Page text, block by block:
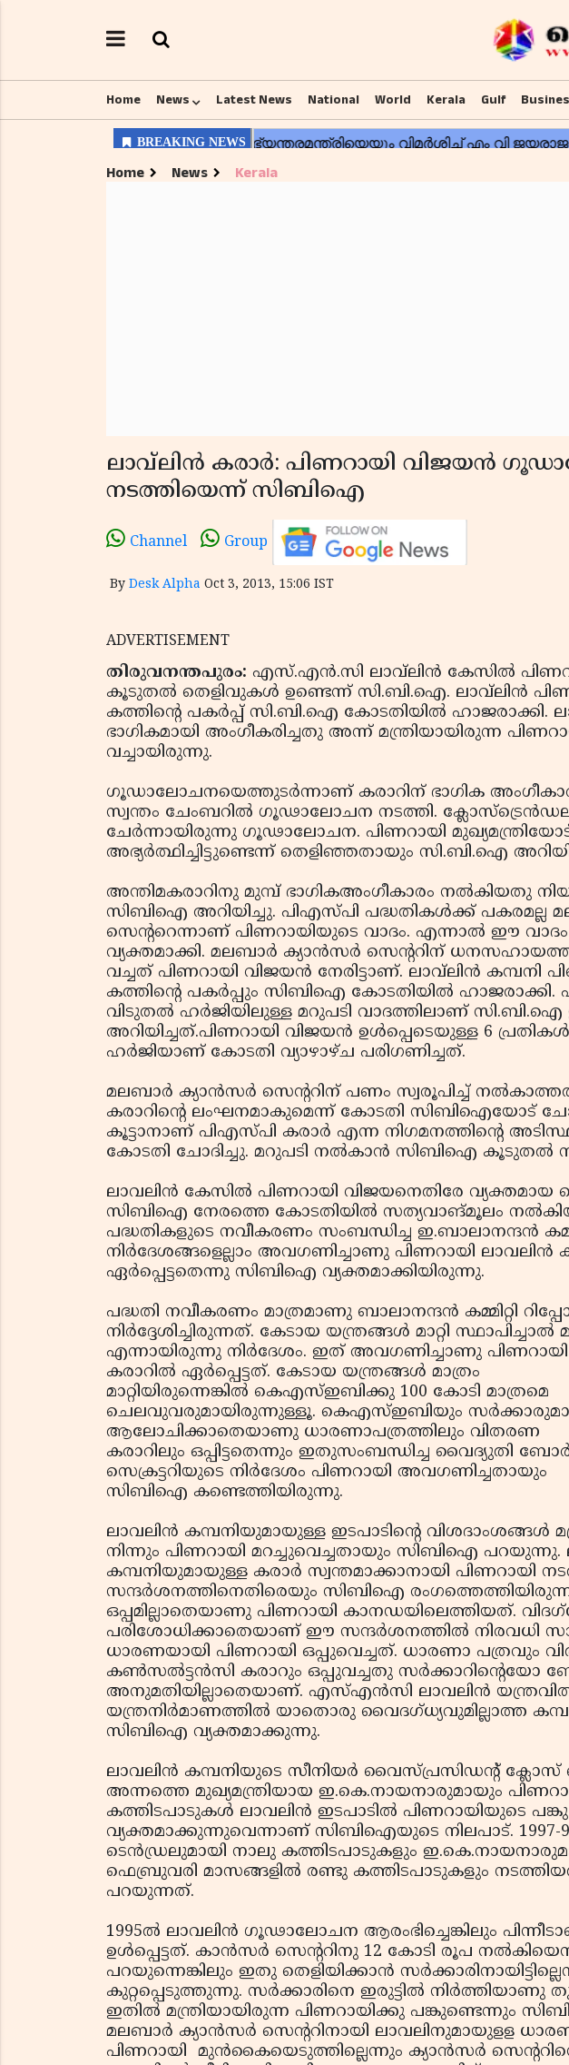
Home News Latest News National World Kerala Gulf
Home News Kerala
ലാവ്‌ലിന്‍ കരാര്‍: പിണറായി വിജയന്‍
നടത്തിയെന്ന് സിബിഐ
Channel Group
By Desk Alpha Oct 3, 2013, 15:06 IST
ADVERTISEMENT
തിരുവനന്തപുരം: എസ്.എന്‍.സി ലാവ്‌ലിന്‍ കേസില്‍
കൂടുതല്‍ തെളിവുകള്‍ ഉണ്ടെന്ന് സി.ബി.ഐ. ലാവ്‌ലിന്‍
കത്തിന്റെ പകര്‍പ്പ് സി.ബി.ഐ കോടതിയില്‍ ഹാജരാക്കി.
ഭാഗികമായി അംഗീകരിച്ചതു അന്ന് മന്ത്രിയായിരുന്ന
വച്ചായിരുന്നു.
ഗൂഡാലോചനയെത്തുടര്‍ന്നാണ് കരാറിന് ഭാഗിക
സ്വന്തം ചേംബറില്‍ ഗൂഢാലോചന നടത്തി.
ചേര്‍ന്നായിരുന്നു ഗൂഢാലോചന. പിണറായി
അഭ്യര്‍ത്ഥിച്ചിട്ടുണ്ടെന്ന് തെളിഞ്ഞതായും സി.ബി.ഐ
അന്തിമകരാറിനു മുമ്പ് ഭാഗികഅംഗീകാരം നല്‍കിയതു
സിബിഐ അറിയിച്ചു. പിഎസ്പി പദ്ധതികള്‍ക്ക് പകരമല്ല
സെന്ററെന്നാണ് പിണറായിയുടെ വാദം. എന്നാല്‍ ഈ
വ്യക്തമാക്കി. മലബാര്‍ ക്യാന്‍സര്‍ സെന്ററിന്
വച്ചത് പിണറായി വിജയന്‍ നേരിട്ടാണ്. ലാവ്‌ലിന്‍ കമ്പനി
കത്തിന്റെ പകര്‍പ്പും സിബിഐ കോടതിയില്‍ ഹാജരാക്കി.
വിടുതല്‍ ഹര്‍ജിയിലുള്ള മറുപടി വാദത്തിലാണ് സി.ബി.ഐ
അറിയിച്ചത്.പിണറായി വിജയന്‍ ഉള്‍പ്പെടെയുള്ള 6
ഹര്‍ജിയാണ് കോടതി വ്യാഴാഴ്ച പരിഗണിച്ചത്.
മലബാര്‍ ക്യാന്‍സര്‍ സെന്ററിന് പണം സ്വരൂപിച്ച്
കരാറിന്റെ ലംഘനമാകുമെന്ന് കോടതി സിബിഐയോട്
കൂട്ടാനാണ് പിഎസ്പി കരാര്‍ എന്ന നിഗമനത്തിന്റെ
കോടതി ചോദിച്ചു. മറുപടി നല്‍കാന്‍ സിബിഐ കൂടുതല്‍
ലാവലിന്‍ കേസില്‍ പിണറായി വിജയനെതിരേ
സിബിഐ നേരത്തെ കോടതിയില്‍ സത്യവാങ്മൂലം
പദ്ധതികളുടെ നവീകരണം സംബന്ധിച്ച ഇ.ബാലാനന്ദന്‍
നിര്‍ദേശങ്ങളെല്ലാം അവഗണിച്ചാണു പിണറായി ലാവലിന്‍
ഏര്‍പ്പെട്ടതെന്നു സിബിഐ വ്യക്തമാക്കിയിരുന്നു.
പദ്ധതി നവീകരണം മാത്രമാണു ബാലാനന്ദന്‍ കമ്മിറ്റി
നിര്‍ദ്ദേശിച്ചിരുന്നത്. കേടായ യന്ത്രങ്ങള്‍ മാറ്റി സ്ഥാപിച്ചാല്‍
എന്നായിരുന്നു നിര്‍ദേശം. ഇത് അവഗണിച്ചാണു പിണറായി
കരാറില്‍ ഏര്‍പ്പെട്ടത്. കേടായ യന്ത്രങ്ങള്‍ മാത്രം
മാറ്റിയിരുന്നെങ്കില്‍ കെഎസ്ഇബിക്കു 100 കോടി മാത്രമെ
ചെലവുവരുമായിരുന്നുള്ളൂ. കെഎസ്ഇബിയും
ആലോചിക്കാതെയാണു ധാരണാപത്രത്തിലും വിതരണ
കരാറിലും ഒപ്പിട്ടതെന്നും ഇതുസംബന്ധിച്ച വൈദ്യുതി
സെക്രട്ടറിയുടെ നിര്‍ദേശം പിണറായി അവഗണിച്ചതായും
സിബിഐ കണ്ടെത്തിയിരുന്നു.
ലാവലിന്‍ കമ്പനിയുമായുള്ള ഇടപാടിന്റെ വിശദാംശങ്ങള്‍
നിന്നും പിണറായി മറച്ചുവെച്ചതായും സിബിഐ പറയുന്നു.
കമ്പനിയുമായുള്ള കരാര്‍ സ്വന്തമാക്കാനായി പിണറായി
സന്ദര്‍ശനത്തിനെതിരെയും സിബിഐ
ഒപ്പമില്ലാതെയാണു പിണറായി കാനഡയിലെത്തിയത്.
പരിശോധിക്കാതെയാണ് ഈ സന്ദര്‍ശനത്തില്‍ നിരവധി
ധാരണയായി പിണറായി ഒപ്പുവെച്ചത്. ധാരണാ പത്രവും
കണ്‍സല്‍ട്ടന്‍സി കരാറും ഒപ്പുവച്ചതു സര്‍ക്കാറിന്റെയോ
അനുമതിയില്ലാതെയാണ്. എസ്എന്‍സി ലാവലിന്‍
യന്ത്രനിര്‍മാണത്തില്‍ യാതൊരു വൈദഗ്ധ്യവുമില്ലാത്ത
സിബിഐ വ്യക്തമാക്കുന്നു.
ലാവലിന്‍ കമ്പനിയുടെ സീനിയര്‍ വൈസ്പ്രസിഡന്റ് ക്ലോസ്
അന്നത്തെ മുഖ്യമന്ത്രിയായ ഇ.കെ.നായനാരുമായും
കത്തിടപാടുകള്‍ ലാവലിന്‍ ഇടപാടില്‍ പിണറായിയുടെ പങ്കു
വ്യക്തമാക്കുന്നുവെന്നാണ് സിബിഐയുടെ നിലപാട്. 1997-
ടെന്‍ഡ്രലുമായി നാലു കത്തിടപാടുകളും
ഫെബ്രുവരി മാസങ്ങളില്‍ രണ്ടു കത്തിടപാടുകളും
പറയുന്നത്.
1995ല്‍ ലാവലിന്‍ ഗൂഢാലോചന ആരംഭിച്ചെങ്കിലും
ഉള്‍പ്പെട്ടത്. കാന്‍സര്‍ സെന്ററിനു 12 കോടി രൂപ
പറയുന്നെങ്കിലും ഇതു തെളിയിക്കാന്‍
കുറ്റപ്പെടുത്തുന്നു. സര്‍ക്കാരിനെ ഇരുട്ടില്‍
ഇതില്‍ മന്ത്രിയായിരുന്ന പിണറായിക്കു പങ്കുണ്ടെന്നും
മലബാര്‍ ക്യാന്‍സര്‍ സെന്ററിനായി ലാവലിനുമായുളള
പിണറായി മുന്‍കൈയെടുത്തില്ലെന്നും ക്യാന്‍സര്‍